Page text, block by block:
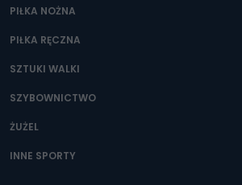
PIŁKA NOŻNA
PIŁKA RĘCZNA
SZTUKI WALKI
SZYBOWNICTWO
ŻUŻEL
INNE SPORTY